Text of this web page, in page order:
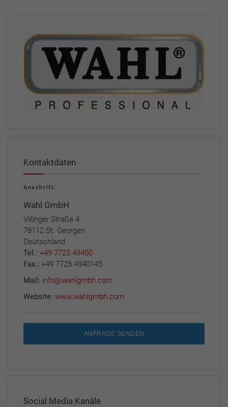
Kontaktdaten
Anschrift:
Wahl GmbH
Villinger Straße 4
78112 St. Georgen
Deutschland
Tel.: +49 7725 49400
Fax.: +49 7725 4940145
Mail: info@wahlgmbh.com
Website: www.wahlgmbh.com
ANFRAGE SENDEN
Social Media Kanäle